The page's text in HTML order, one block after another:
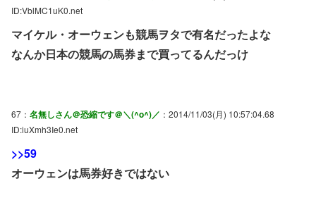
ID:VblMC1uK0.net
マイケル・オーウェンも競馬ヲタで有名だったよな
なんか日本の競馬の馬券まで買ってるんだっけ
67： 名無しさん＠恐縮です＠＼(^o^)／ ：2014/11/03(月) 10:57:04.68
ID:iuXmh3Ie0.net
>>59
オーウェンは馬券好きではない